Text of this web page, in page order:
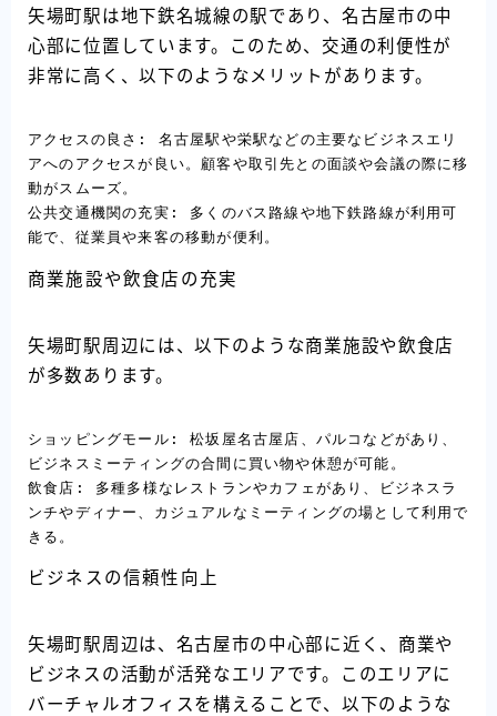
矢場町駅は地下鉄名城線の駅であり、名古屋市の中
心部に位置しています。このため、交通の利便性が
非常に高く、以下のようなメリットがあります。
アクセスの良さ: 名古屋駅や栄駅などの主要なビジネスエリ
アへのアクセスが良い。顧客や取引先との面談や会議の際に移
動がスムーズ。
公共交通機関の充実: 多くのバス路線や地下鉄路線が利用可
能で、従業員や来客の移動が便利。
商業施設や飲食店の充実
矢場町駅周辺には、以下のような商業施設や飲食店
が多数あります。
ショッピングモール: 松坂屋名古屋店、パルコなどがあり、
ビジネスミーティングの合間に買い物や休憩が可能。
飲食店: 多種多様なレストランやカフェがあり、ビジネスラ
ンチやディナー、カジュアルなミーティングの場として利用で
きる。
ビジネスの信頼性向上
矢場町駅周辺は、名古屋市の中心部に近く、商業や
ビジネスの活動が活発なエリアです。このエリアに
バーチャルオフィスを構えることで、以下のような